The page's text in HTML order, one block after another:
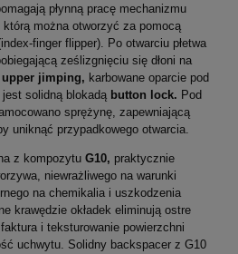
płynną pracę mechanizmu
można otworzyć za pomocą
finger flipper). Po otwarciu płetwa
ześlizgnięciu się dłoni na
upper jimping, karbowane oparcie pod
jest solidną blokadą button lock. Pod
sprężynę, zapewniającą
uniknąć przypadkowego otwarcia.
z kompozytu G10, praktycznie
niewrażliwego na warunki
na chemikalia i uszkodzenia
krawędzie okładek eliminują ostre
i teksturowanie powierzchni
uchwytu. Solidny backspacer z G10